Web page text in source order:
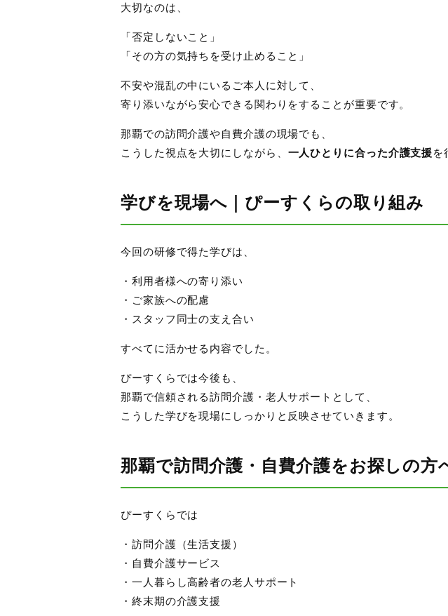
大切なのは、
「否定しないこと」
「その方の気持ちを受け止めること」
不安や混乱の中にいるご本人に対して、
寄り添いながら安心できる関わりをすることが重要です。
那覇での訪問介護や自費介護の現場でも、
こうした視点を大切にしながら、 一人ひとりに合った介護支援を
学びを現場へ｜ぴーすくらの取り組み
今回の研修で得た学びは、
・利用者様への寄り添い
・ご家族への配慮
・スタッフ同士の支え合い
すべてに活かせる内容でした。
ぴーすくらでは今後も、
那覇で信頼される訪問介護・老人サポートとして、
こうした学びを現場にしっかりと反映させていきます。
那覇で訪問介護・自費介護をお探しの方
ぴーすくらでは
・訪問介護（生活支援）
・自費介護サービス
・一人暮らし高齢者の老人サポート
・終末期の介護支援